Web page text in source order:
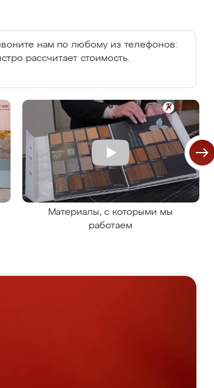
нам по любому из телефонов:
рассчитает стоимость.
Материалы, с которыми мы
работаем